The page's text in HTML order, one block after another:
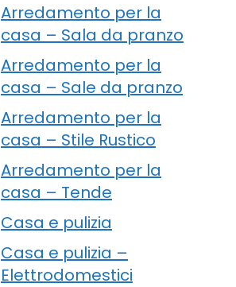
Arredamento per la
casa – Sala da pranzo
Arredamento per la
casa – Sale da pranzo
Arredamento per la
casa – Stile Rustico
Arredamento per la
casa – Tende
Casa e pulizia
Casa e pulizia –
Elettrodomestici